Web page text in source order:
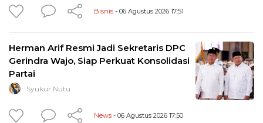
Bisnis - 06 Agustus 2026 17:51
Herman Arif Resmi Jadi Sekretaris DPC
Gerindra Wajo, Siap Perkuat Konsolidasi
Partai
Syukur Nutu
News - 06 Agustus 2026 17:50